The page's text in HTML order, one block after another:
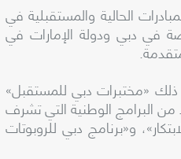
الحالية والمستقبلية في
في دبي ودولة الإمارات في
ذلك «مختبرات دبي للمستقبل»
البرامج الوطنية التي تشرف
و«برنامج دبي للروبوتات